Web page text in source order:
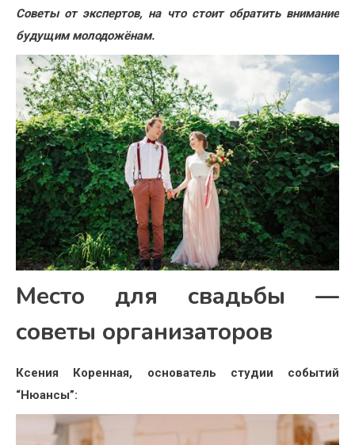
Советы от экспертов, на что стоит обратить внимание
будущим молодожёнам.
Место для свадьбы —
советы организаторов
Ксения Коренная, основатель студии событий
“Нюансы”: